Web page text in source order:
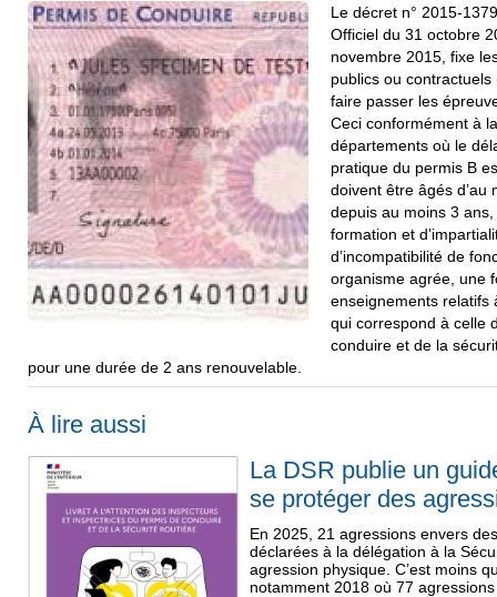
Le décret n° 2015-
Officiel du 31 octobre
novembre 2015, fixe
publics ou
faire passer les
Ceci conformément à
départements où le
pratique du permis B
doivent être âgés d’au
depuis au moins 3
formation et
d’incompatibilité de
organisme agrée, une
enseignements relatifs
qui correspond à celle
conduire et de la
pour une durée de 2 ans renouvelable.
À lire aussi
La DSR publie un
se protéger des
En 2025, 21 agressions envers
déclarées à la délégation à la
agression physique. C’est moins
notamment 2018 où 77